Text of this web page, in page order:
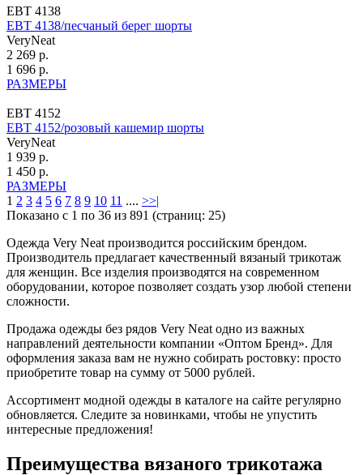
ЕВТ 4138
ЕВТ 4138/песчаный берег шорты
VeryNeat
2 269 р.
1 696 р.
РАЗМЕРЫ
ЕВТ 4152
ЕВТ 4152/розовый кашемир шорты
VeryNeat
1 939 р.
1 450 р.
РАЗМЕРЫ
1 2 3 4 5 6 7 8 9 10 11 .... >>|
Показано с 1 по 36 из 891 (страниц: 25)
Одежда Very Neat производится российским брендом.
Производитель предлагает качественный вязаный трикотаж
для женщин. Все изделия производятся на современном
оборудовании, которое позволяет создать узор любой степени
сложности.
Продажа одежды без рядов Very Neat одно из важных
направлений деятельности компании «Оптом Бренд». Для
оформления заказа вам не нужно собирать ростовку: просто
приобретите товар на сумму от 5000 рублей.
Ассортимент модной одежды в каталоге на сайте регулярно
обновляется. Следите за новинками, чтобы не упустить
интересные предложения!
Преимущества вязаного трикотажа